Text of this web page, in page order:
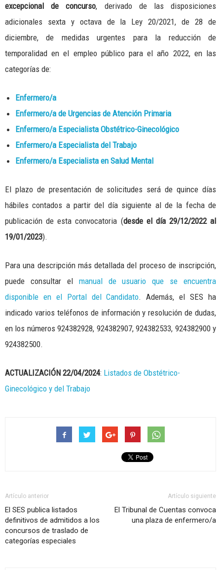
excepcional de concurso, derivado de las disposiciones
adicionales sexta y octava de la Ley 20/2021, de 28 de
diciembre, de medidas urgentes para la reducción de
temporalidad en el empleo público para el año 2022, en las
categorías de:
Enfermero/a
Enfermero/a de Urgencias de Atención Primaria
Enfermero/a Especialista Obstétrico-Ginecológico
Enfermero/a Especialista del Trabajo
Enfermero/a Especialista en Salud Mental
El plazo de presentación de solicitudes será de quince días
hábiles contados a partir del día siguiente al de la fecha de
publicación de esta convocatoria (desde el día 29/12/2022 al
19/01/2023).
Para una descripción más detallada del proceso de inscripción,
puede consultar el manual de usuario que se encuentra
disponible en el Portal del Candidato. Además, el SES ha
indicado varios teléfonos de información y resolución de dudas,
en los números 924382928, 924382907, 924382533, 924382900 y
924382500.
ACTUALIZACIÓN 22/04/2024: Listados de Obstétrico-
Ginecológico y del Trabajo
Artículo anterior
El SES publica listados
definitivos de admitidos a los
concursos de traslado de
categorías especiales
Artículo siguiente
El Tribunal de Cuentas convoca
una plaza de enfermero/a